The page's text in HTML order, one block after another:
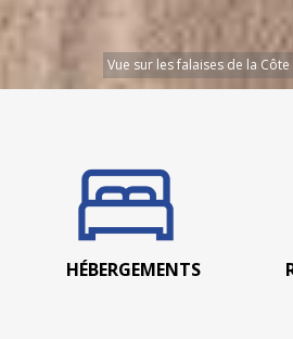
Vue sur les falaises de la
HÉBERGEMENTS